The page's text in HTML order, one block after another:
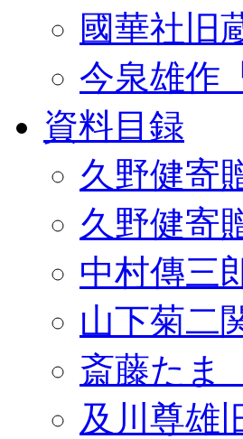
國華社旧
今泉雄作
資料目録
久野健寄
久野健寄
中村傳三
山下菊二
斎藤たま
及川尊雄